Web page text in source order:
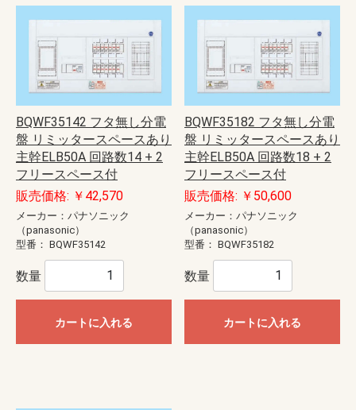
BQWF35142 フタ無し分電
盤 リミッタースペースあり
主幹ELB50A 回路数14 + 2
フリースペース付
販売価格: ￥42,570
メーカー：パナソニック
（panasonic）
型番： BQWF35142
数量
カートに入れる
BQWF35182 フタ無し分電
盤 リミッタースペースあり
主幹ELB50A 回路数18 + 2
フリースペース付
販売価格: ￥50,600
メーカー：パナソニック
（panasonic）
型番： BQWF35182
数量
カートに入れる